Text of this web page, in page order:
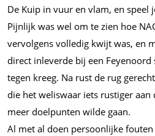
De Kuip in vuur en vlam, en speel
Pijnlijk was wel om te zien hoe
vervolgens volledig kwijt was, en
direct inleverde bij een Feyenoord
tegen kreeg. Na rust de rug
die het weliswaar iets rustiger
meer doelpunten wilde gaan.
Al met al doen persoonlijke fouten